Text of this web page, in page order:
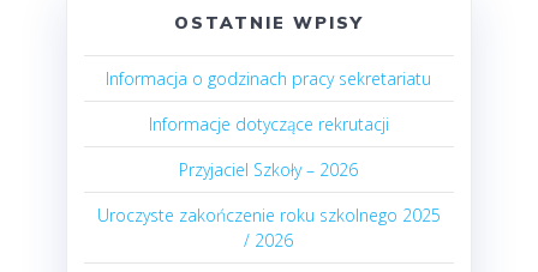
OSTATNIE WPISY
Informacja o godzinach pracy sekretariatu
Informacje dotyczące rekrutacji
Przyjaciel Szkoły – 2026
Uroczyste zakończenie roku szkolnego 2025
/ 2026